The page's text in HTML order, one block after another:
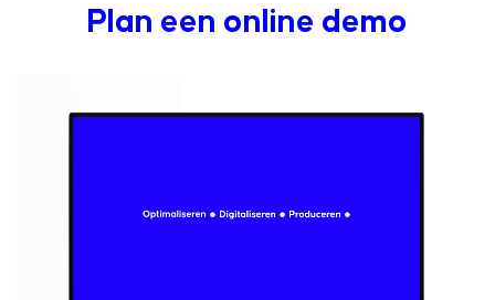
Plan een online demo